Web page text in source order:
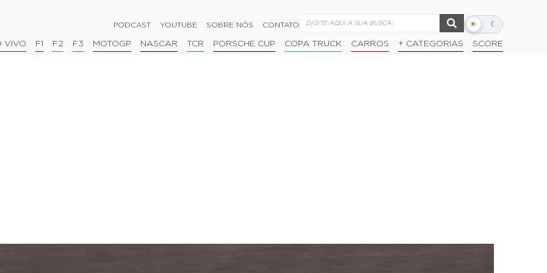
PODCAST YOUTUBE SOBRE NÓS CONTATO ☀ ☾
Alternar
escuro
VIVO F1 F2 F3 MOTOGP NASCAR TCR PORSCHE CUP COPA TRUCK CARROS + CATEGORIAS SCORE